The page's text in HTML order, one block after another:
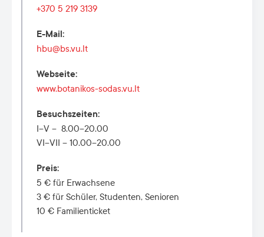
+370 5 219 3139
E-Mail :
hbu@bs.vu.lt
Webseite:
www.botanikos-sodas.vu.lt
Besuchszeiten:
I–V – 8.00–20.00
VI–VII – 10.00–20.00
Preis:
5 € für Erwachsene
3 € für Schüler, Studenten, Senioren
10 € Familienticket